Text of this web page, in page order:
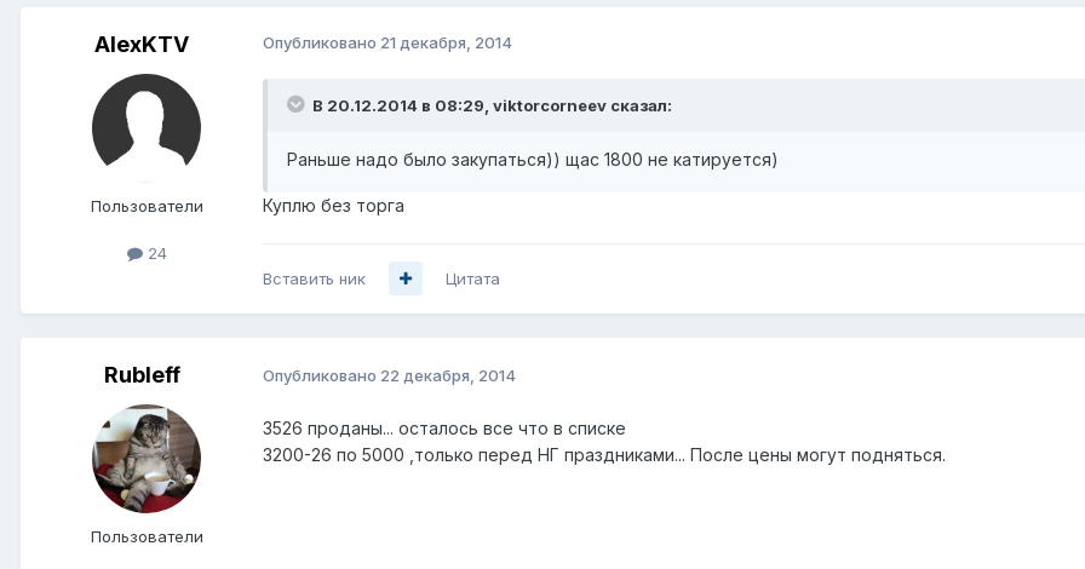
AlexKTV
Пользователи
24
Опубликовано 21 декабря, 2014
В 20.12.2014 в 08:29, viktorcorneev сказал:
Раньше надо было закупаться)) щас 1800 не катируется)
Куплю без торга
Вставить ник Цитата
Rubleff
Пользователи
Опубликовано 22 декабря, 2014
3526 проданы... осталось все что в списке
3200-26 по 5000 ,только перед НГ праздниками... После цены могут подняться.